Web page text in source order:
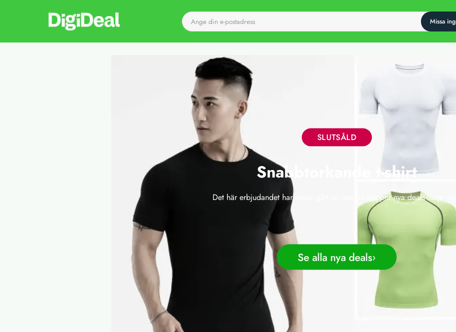
Till startsidan
SLUTSÅLD
Snabbtorkande t-shirt
Det här erbjudandet har tyvärr gått ut, men vi släpper nya deals varje dag!
Se alla nya deals